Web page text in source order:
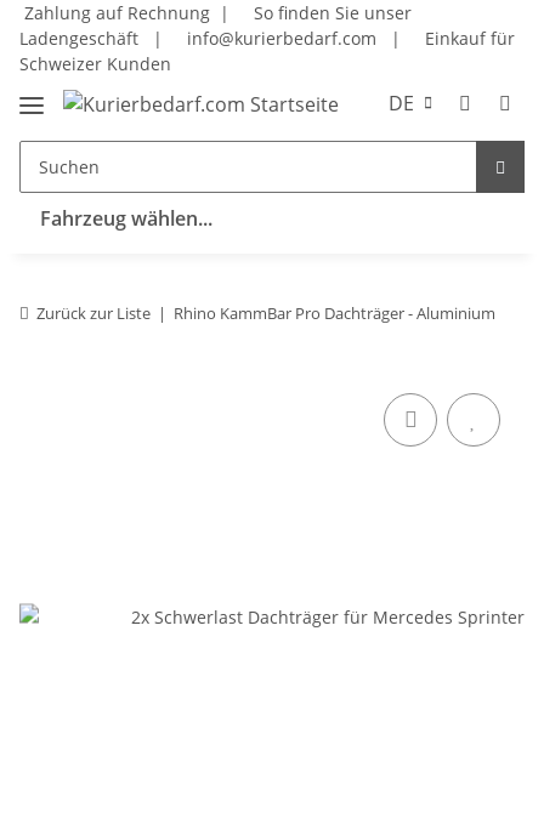
Zahlung auf Rechnung |
So finden Sie unser
Ladengeschäft
| info@kurierbedarf.com |
Einkauf für
Schweizer Kunden
DE
Fahrzeug wählen...
Zurück zur Liste Rhino KammBar Pro Dachträger - Aluminium